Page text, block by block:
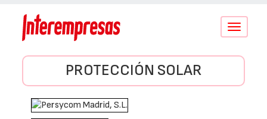
Conmutar
PROTECCIÓN SOLAR